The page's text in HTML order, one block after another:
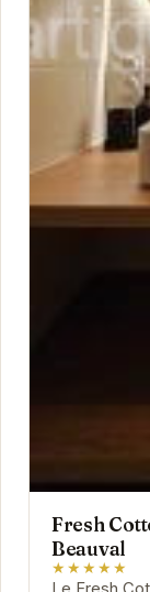
Fresh
Beauval
★★★★★